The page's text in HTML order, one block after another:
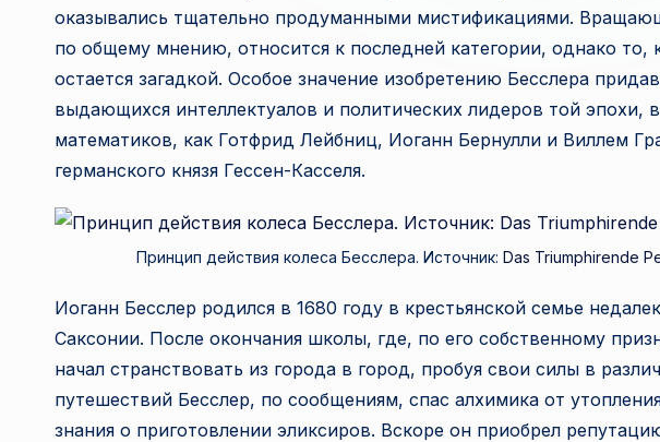
оказывались тщательно продуманными мистификациями.
по общему мнению, относится к последней категории, однако то,
остается загадкой. Особое значение изобретению Бесслера
выдающихся интеллектуалов и политических лидеров той эпохи,
математиков, как Готфрид Лейбниц, Иоганн Бернулли и Виллем
германского князя Гессен-Касселя.
Принцип действия колеса Бесслера. Источник: Das Triumphirende
Иоганн Бесслер родился в 1680 году в крестьянской семье
Саксонии. После окончания школы, где, по его собственному
начал странствовать из города в город, пробуя свои силы в
путешествий Бесслер, по сообщениям, спас алхимика от
знания о приготовлении эликсиров. Вскоре он приобрел